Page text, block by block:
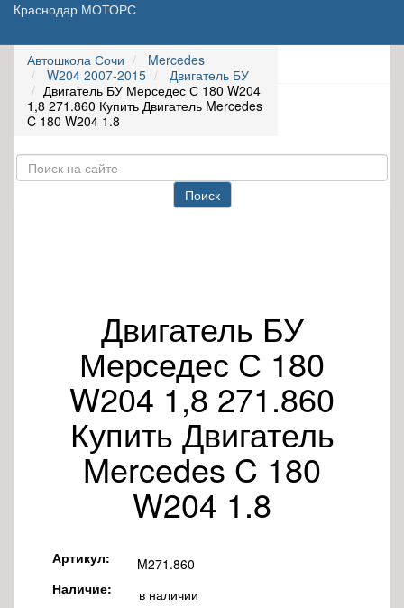
Краснодар МОТОРС
Автошкола Сочи
Mercedes
W204 2007-2015
Двигатель БУ
Двигатель БУ Мерседес С 180 W204
1,8 271.860 Купить Двигатель Mercedes
C 180 W204 1.8
Поиск
Двигатель БУ
Мерседес С 180
W204 1,8 271.860
Купить Двигатель
Mercedes C 180
W204 1.8
Артикул:
M271.860
Наличие:
в наличии